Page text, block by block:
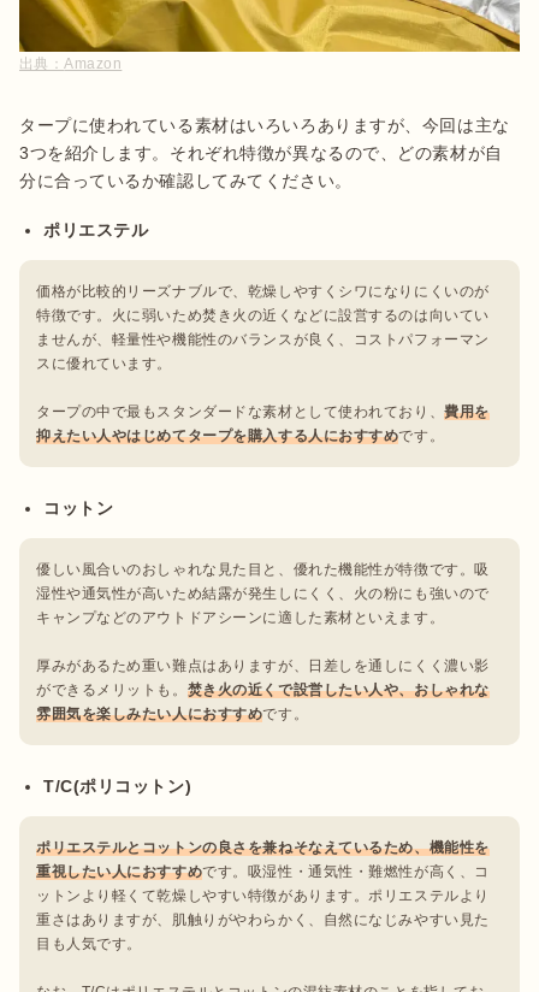
出典：Amazon
タープに使われている素材はいろいろありますが、今回は主な
3つを紹介します。それぞれ特徴が異なるので、どの素材が自
分に合っているか確認してみてください。
ポリエステル
価格が比較的リーズナブルで、乾燥しやすくシワになりにくいのが
特徴です。火に弱いため焚き火の近くなどに設営するのは向いてい
ませんが、軽量性や機能性のバランスが良く、コストパフォーマン
スに優れています。
タープの中で最もスタンダードな素材として使われており、費用を
抑えたい人やはじめてタープを購入する人におすすめです。
コットン
優しい風合いのおしゃれな見た目と、優れた機能性が特徴です。吸
湿性や通気性が高いため結露が発生しにくく、火の粉にも強いので
キャンプなどのアウトドアシーンに適した素材といえます。
厚みがあるため重い難点はありますが、日差しを通しにくく濃い影
ができるメリットも。 焚き火の近くで設営したい人や、おしゃれな
雰囲気を楽しみたい人におすすめです。
T/C(ポリコットン)
ポリエステルとコットンの良さを兼ねそなえているため、機能性を
重視したい人におすすめです。吸湿性・通気性・難燃性が高く、コ
ットンより軽くて乾燥しやすい特徴があります。ポリエステルより
重さはありますが、肌触りがやわらかく、自然になじみやすい見た
目も人気です。